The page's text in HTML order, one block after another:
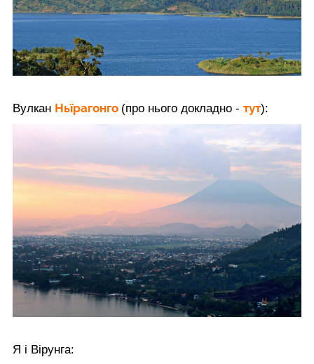
Вулкан Ньїрагонго (про нього докладно - тут):
Я і Вірунга: